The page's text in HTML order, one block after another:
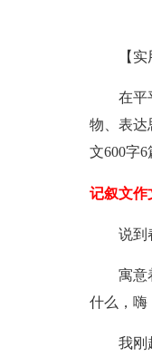
【
在平
物、表达
文600字
记叙文作
说到
寓意
什么，嗨
我刚